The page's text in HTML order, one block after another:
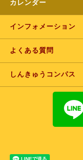
カレンダー
インフォメーション
よくある質問
しんきゅうコンパス